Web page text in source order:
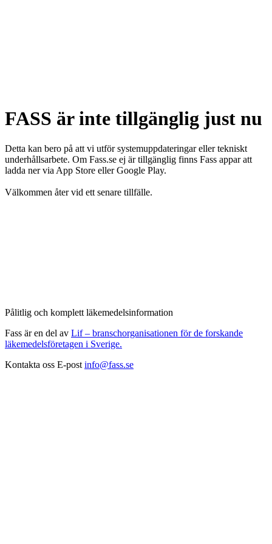
FASS är inte tillgänglig just nu
Detta kan bero på att vi utför systemuppdateringar eller tekniskt
underhållsarbete. Om Fass.se ej är tillgänglig finns Fass appar att
ladda ner via App Store eller Google Play.
Välkommen åter vid ett senare tillfälle.
Pålitlig och komplett läkemedelsinformation
Fass är en del av Lif – branschorganisationen för de forskande
läkemedelsföretagen i Sverige.
Kontakta oss E-post info@fass.se